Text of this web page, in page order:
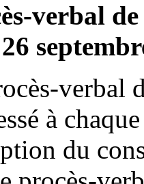
verbal
verbal
à
du